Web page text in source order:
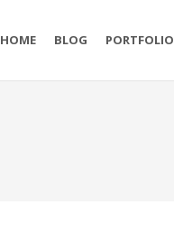
HOME BLOG PORTFOLIO